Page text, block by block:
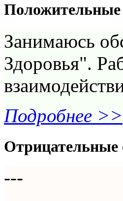
Занимаюсь
Здоровья".
Подробнее >>
Отрицательные
---